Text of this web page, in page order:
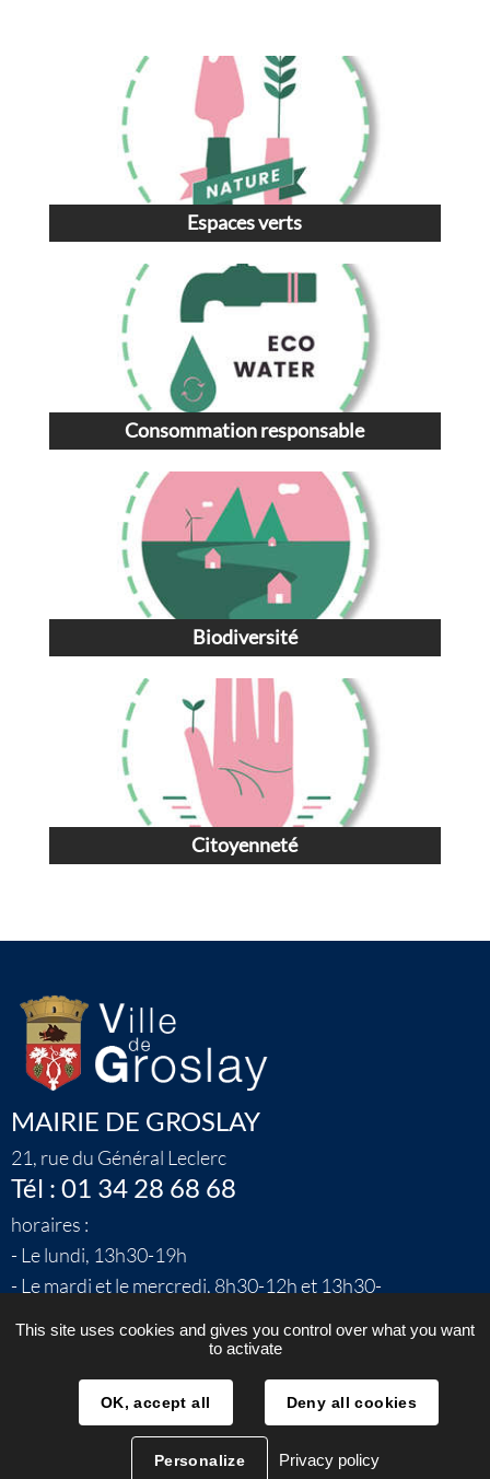
Espaces verts
Consommation responsable
Biodiversité
Citoyenneté
MAIRIE DE GROSLAY
21, rue du Général Leclerc
Tél : 01 34 28 68 68
horaires :
- Le lundi, 13h30-19h
- Le mardi et le mercredi, 8h30-12h et 13h30-
- Le jeudi, 8h30-12h et 13h30-17h
- Vendredi, 8h30-12h et 13h30-16h30
Nous contacter
This site uses cookies and gives you control over what you want
to activate
OK, accept all Deny all cookies
Personalize Privacy policy